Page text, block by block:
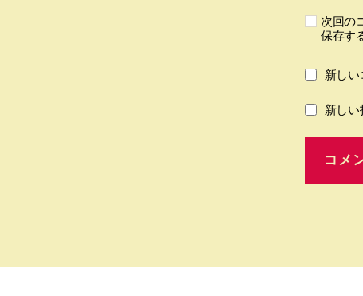
次回の
保存す
新し
新しい